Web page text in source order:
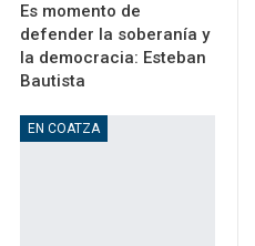
Es momento de
defender la soberanía y
la democracia: Esteban
Bautista
EN COATZA